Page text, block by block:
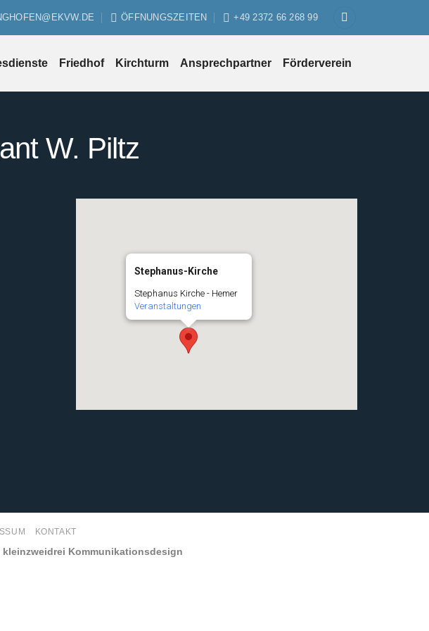
ÖFFNUNGSZEITEN +49 2372 66 268 99
Friedhof Kirchturm Ansprechpartner Förderverein
W. Piltz
Stephanus-Kirche
Stephanus Kirche - Hemer
Veranstaltungen
KONTAKT
kleinzweidrei Kommunikationsdesign